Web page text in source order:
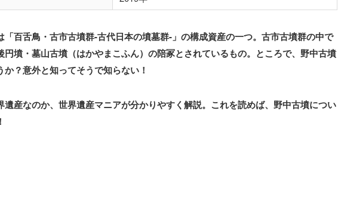
百舌鳥・古市古墳群-古代日本の墳墓群-」の構成資産の一つ。古市古墳群の中で
円墳・墓山古墳（はかやまこふん）の陪冢とされているもの。ところで、野中古墳
？意外と知ってそうで知らない！
遺産なのか、世界遺産マニアが分かりやすく解説。これを読めば、野中古墳につい